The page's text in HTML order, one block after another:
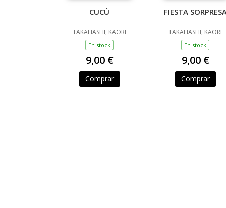
CUCÚ
TAKAHASHI, KAORI
En stock
9,00 €
Comprar
FIESTA
TAKAHASHI, KAORI
En stock
9,00 €
Comprar